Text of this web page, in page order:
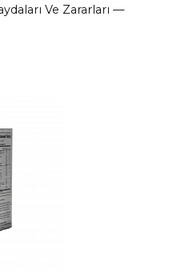
Ve Zararları —